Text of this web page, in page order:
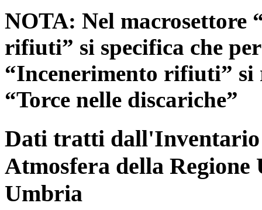
NOTA: Nel macrosettore
rifiuti” si specifica che
“Incenerimento rifiuti”
“Torce nelle discariche”
Dati tratti dall'Inventario
Atmosfera della
Umbria